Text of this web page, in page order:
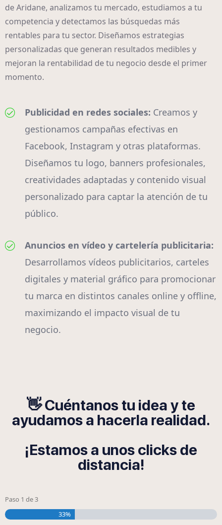
de Aridane, analizamos tu mercado, estudiamos a tu
competencia y detectamos las búsquedas más
rentables para tu sector. Diseñamos estrategias
personalizadas que generan resultados medibles y
mejoran la rentabilidad de tu negocio desde el primer
momento.
Publicidad en redes sociales: Creamos y
gestionamos campañas efectivas en
Facebook, Instagram y otras plataformas.
Diseñamos tu logo, banners profesionales,
creatividades adaptadas y contenido visual
personalizado para captar la atención de tu
público.
Anuncios en vídeo y cartelería publicitaria:
Desarrollamos vídeos publicitarios, carteles
digitales y material gráfico para promocionar
tu marca en distintos canales online y offline,
maximizando el impacto visual de tu
negocio.
👋 Cuéntanos tu idea y te
ayudamos a hacerla realidad.
¡Estamos a unos clicks de
distancia!
Paso 1 de3
33%